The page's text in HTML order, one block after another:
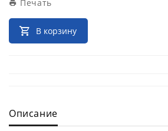
Печать
В корзину
Описание